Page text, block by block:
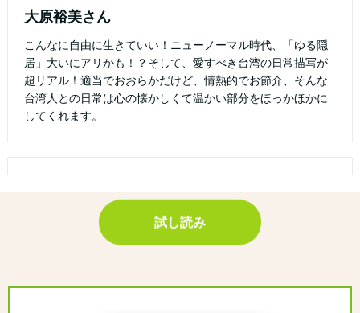
大原裕美さん
こんなに自由に生きていい！ニューノーマル時代、「ゆる隠
居」大いにアリかも！？そして、愛すべき台湾の日常描写が
超リアル！適当でおおらかだけど、情熱的でお節介、そんな
台湾人との日常は心の懐かしくて温かい部分をほっかほかに
してくれます。
試し読み